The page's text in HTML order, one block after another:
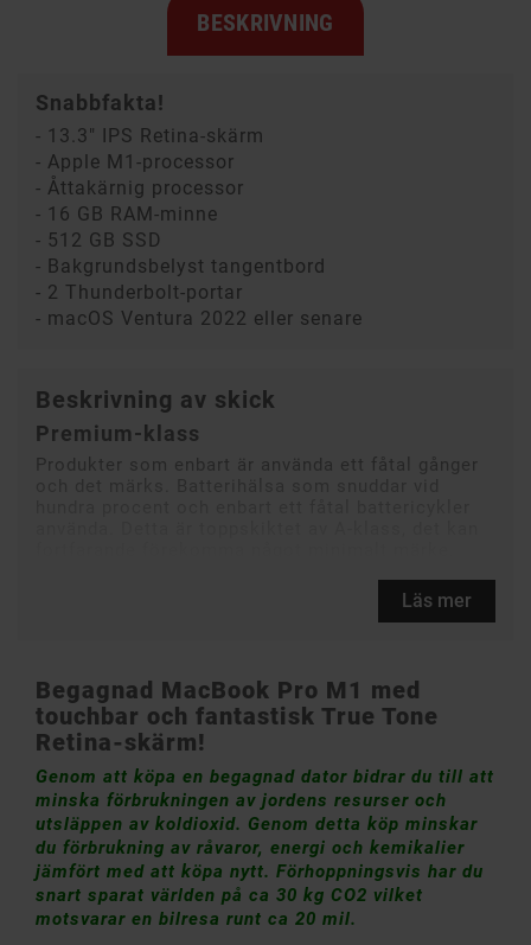
BESKRIVNING
Begagnad MacBook Pro M1 med
touchbar och fantastisk True Tone
Retina-skärm!
Genom att köpa en begagnad dator bidrar du till att
minska förbrukningen av jordens resurser och
utsläppen av koldioxid. Genom detta köp minskar
du förbrukning av råvaror, energi och kemikalier
jämfört med att köpa nytt. Förhoppningsvis har du
snart sparat världen på ca 30 kg CO2 vilket
motsvarar en bilresa runt ca 20 mil.
Snabbfakta!
- 13.3" IPS Retina-skärm
- Apple M1-processor
- Åttakärnig processor
- 16 GB RAM-minne
- 512 GB SSD
- Bakgrundsbelyst tangentbord
- 2 Thunderbolt-portar
- macOS Ventura 2022 eller senare
Beskrivning av skick
Premium-klass
Produkter som enbart är använda ett fåtal gånger
Läs mer